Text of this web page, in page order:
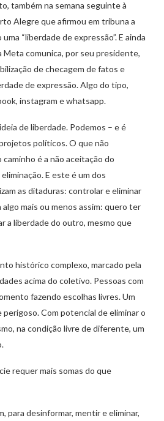
também na semana seguinte à
Alegre que afirmou em tribuna a
“liberdade de expressão”. E ainda
Meta comunica, por seu presidente,
de checagem de fatos e
de expressão. Algo do tipo,
instagram e whatsapp.
de liberdade. Podemos – e é
políticos. O que não
é a não aceitação do
E este é um dos
as ditaduras: controlar e eliminar
mais ou menos assim: quero ter
a liberdade do outro, mesmo que
histórico complexo, marcado pela
acima do coletivo. Pessoas com
fazendo escolhas livres. Um
perigoso. Com potencial de eliminar o
na condição livre de diferente, um
requer mais somas do que
para desinformar, mentir e eliminar,